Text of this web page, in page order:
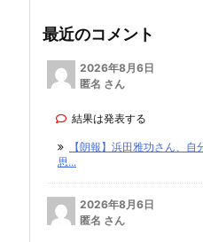
最近のコメント
2026年8月6日
匿名 さん
結果は発表する
【朗報】浜田雅功さん、自
思...
2026年8月6日
匿名 さん